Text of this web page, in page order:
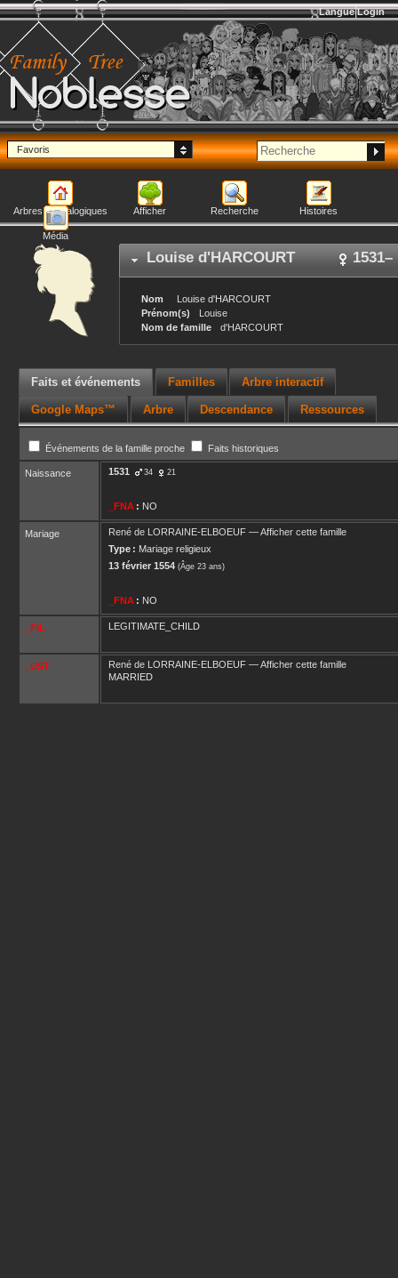
Noblesse
Langue Login
Favoris
Arbres généalogiques Afficher Recherche Histoires
Média
Louise d'HARCOURT 1531–
Nom Louise d'HARCOURT
Prénom(s)
Louise
Nom de famille
d'HARCOURT
Faits et événements Familles Arbre interactif
Google Maps™ Arbre Descendance Ressources
Événements de la famille proche Faits historiques
Naissance 1531 34 21
_FNA : NO
Mariage René de LORRAINE-ELBOEUF —Afficher cette famille
Type : Mariage religieux
13 février 1554 (Âge 23 ans)
_FNA : NO
_FIL LEGITIMATE_CHILD
_UST René de LORRAINE-ELBOEUF —Afficher cette famille
MARRIED